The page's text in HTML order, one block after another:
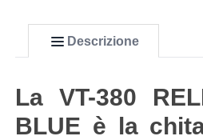
Descrizione
La VT-380
BLUE è la